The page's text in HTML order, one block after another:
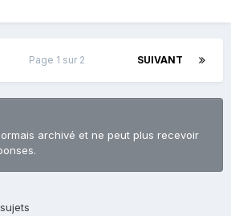
SUIVANT
Page 1 sur 2
archivé et ne peut plus recevoir